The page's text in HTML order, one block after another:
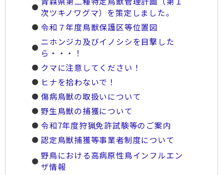
次ツキノワグマ）を策定しました。
令和７年度鳥獣保護区等位置図
ニホンジカ及びイノシシを目撃した
ら・・・！
クマに注意してください！
ヒナを拾わないで！
傷病鳥獣の取扱いについて
野生鳥獣の捕獲について
令和7年度狩猟免許試験等のご案内
認定鳥獣捕獲等事業者制度について
野鳥における高病原性鳥インフルエン
ザ情報